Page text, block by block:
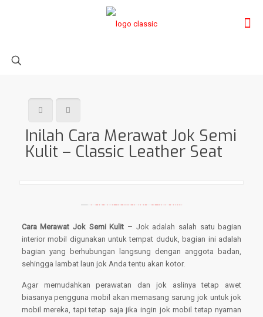
Inilah Cara Merawat Jok Semi
Kulit – Classic Leather Seat
Cara Merawat Jok Semi Kulit – Jok adalah salah satu bagian
interior mobil digunakan untuk tempat duduk, bagian ini adalah
bagian yang berhubungan langsung dengan anggota badan,
sehingga lambat laun jok Anda tentu akan kotor.
Agar memudahkan perawatan dan jok aslinya tetap awet
biasanya pengguna mobil akan memasang sarung jok untuk jok
mobil mereka, tapi tetap saja jika ingin jok mobil tetap nyaman